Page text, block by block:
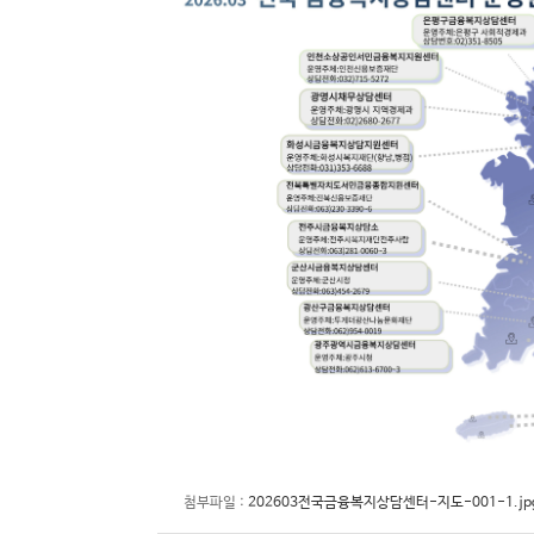
첨부파일 : 202603전국금융복지상담센터-지도-001-